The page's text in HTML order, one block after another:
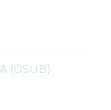
(DSUB)